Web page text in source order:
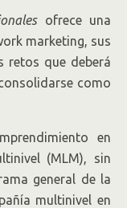
ofrece una
marketing, sus
retos que deberá
como
en
(MLM), sin
general de la
multinivel en